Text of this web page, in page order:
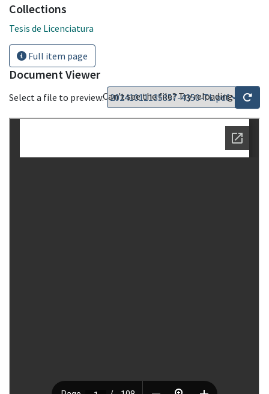
Collections
Tesis de Licenciatura
Full item page
Document Viewer
Select a file to preview:Can't see the file? Try reloading